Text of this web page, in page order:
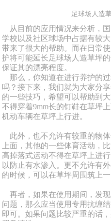
足球场人造
从目前的应用情况来分析，
学校以及社区球场中占据有较
带来了很大的帮助。而在日常
护将可能延长足球场人造草坪
保证其的漂亮程度。
那么，你知道在进行养护的
吗？接下来，我们就为大家分
的一些技巧，希望可以帮助到
不得穿着9mm长的钉鞋在草坪
机动车辆在草坪上行进。
此外，也不允许有较重的物
上面，其他的一些体育活动，
高掉落式运动不得在草坪上进
以防止有水渗入。更不允许有
的时候，可以在草坪周围筑上
再者，如果在使用期间，发
问题，那么应当使用专用抗缠
即可。如果问题比较严重的话